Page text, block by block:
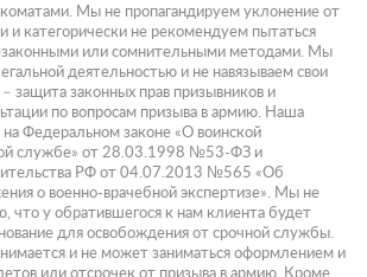
Мы не пропагандируем уклонение от
и категорически не рекомендуем пытаться
или сомнительными методами. Мы
деятельностью и не навязываем свои
защита законных прав призывников и
по вопросам призыва в армию. Наша
на Федеральном законе «О воинской
службе» от 28.03.1998 №53-ФЗ и
РФ от 04.07.2013 №565 «Об
о военно-врачебной экспертизе». Мы не
что у обратившегося к нам клиента будет
для освобождения от срочной службы.
и не может заниматься оформлением и
или отсрочек от призыва в армию. Кроме